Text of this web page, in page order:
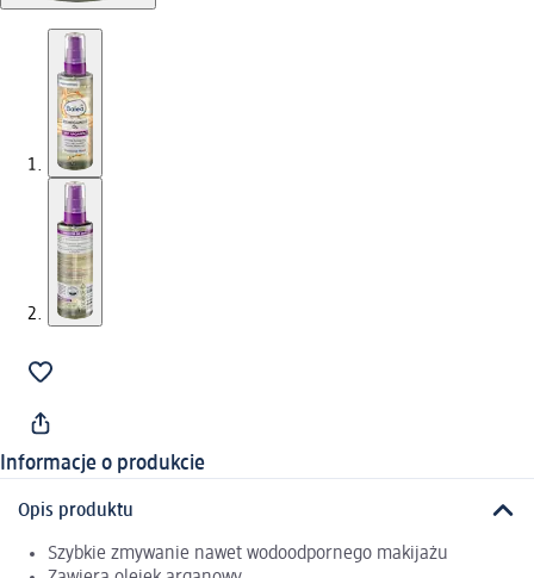
Informacje o produkcie
Opis produktu
Szybkie zmywanie nawet wodoodpornego makijażu